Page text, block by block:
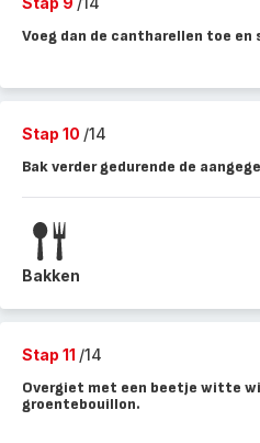
Voeg dan de cantharellen toe en
Stap 10 /14
Bak verder gedurende de
Bakken
Stap 11 /14
Overgiet met een beetje witte
groentebouillon.